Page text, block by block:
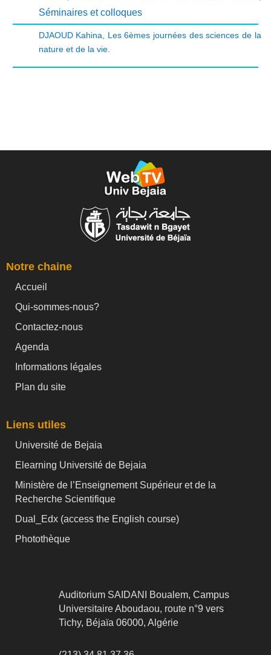
Séminaires et colloques
DJAOUD Kahina
Les 6èmes journées des sciences de la
nature et de la vie.
Notre chaine
Accueil
Qui-sommes-nous?
Contactez-nous
Agenda
Informations légales
Plan du site
Liens utiles
Université de Bejaia
Elearning Université de Bejaia
Ministère de l’Enseignement Supérieur et de la
Recherche Scientifique
Dual_Edx (access the English course)
Photothèque
Auditorium SAIDANI Boualem, Campus
Universitaire Aboudaou, route n°9 vers
Tichy, Béjaïa 06000, Algérie